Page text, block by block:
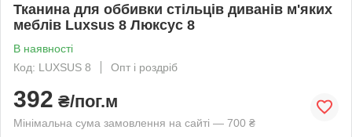
Тканина для оббивки стільців диванів м'яких
меблів Luxsus 8 Люксус 8
В наявності
Код: LUXSUS 8
Опт і роздріб
392 ₴/пог.м
Мінімальна сума замовлення на сайті — 700 ₴